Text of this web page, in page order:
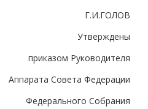
Г.И.ГОЛОВ
Утверждены
приказом Руководителя
Аппарата Совета Федерации
Федерального Собрания